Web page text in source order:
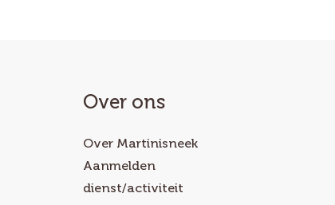
Over ons
Over Martinisneek
Aanmelden
dienst/activiteit